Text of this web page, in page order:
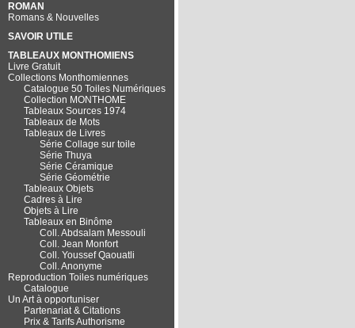
ROMAN
Romans & Nouvelles
SAVOIR UTILE
TABLEAUX MONTHOMIENS
Livre Gratuit
Collections Monthomiennes
Catalogue 50 Toiles Numériques
Collection MONTHOME
Tableaux Sources 1974
Tableaux de Mots
Tableaux de Livres
Série Collage sur toile
Série Thuya
Série Céramique
Série Géométrie
Tableaux Objets
Cadres à Lire
Objets à Lire
Tableaux en Binôme
Coll. Abdsalam Messouli
Coll. Jean Monfort
Coll. Youssef Qaouatli
Coll. Anonyme
Reproduction Toiles numériques
Catalogue
Un Art à opportuniser
Partenariat & Citations
Prix & Tarifs Authorisme